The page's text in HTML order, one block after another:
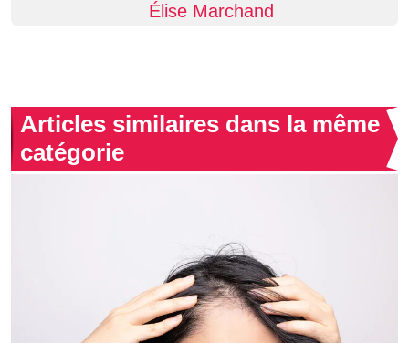
Élise Marchand
Articles similaires dans la même
catégorie